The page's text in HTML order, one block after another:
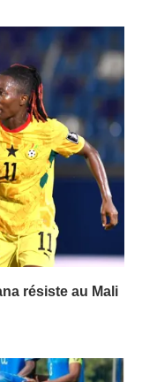
résiste au Mali